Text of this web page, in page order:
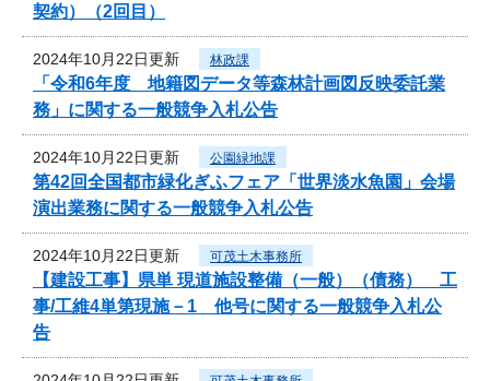
契約）（2回目）
2024年10月22日更新 林政課
「令和6年度 地籍図データ等森林計画図反映委託業
務」に関する一般競争入札公告
2024年10月22日更新 公園緑地課
第42回全国都市緑化ぎふフェア「世界淡水魚園」会場
演出業務に関する一般競争入札公告
2024年10月22日更新 可茂土木事務所
【建設工事】県単 現道施設整備（一般）（債務） 工
事/工維4単第現施－1 他号に関する一般競争入札公
告